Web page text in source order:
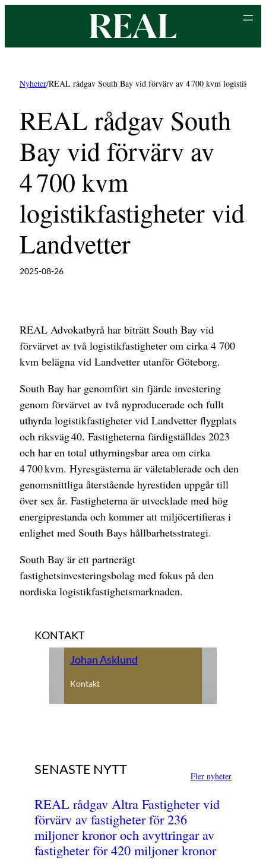
innehåll
Nyheter/REAL rådgav South Bay vid förvärv av 4 700 kvm
REAL rådgav South
Bay vid förvärv av
4 700 kvm
logistikfastigheter vid
Landvetter
2025-08-26
REAL Advokatbyrå har biträtt South Bay vid
förvärvet av två logistikfastigheter om cirka 4 700
kvm belägna vid Landvetter utanför Göteborg.
South Bay har genomfört sin fjärde investering
genom förvärvet av två nyproducerade och fullt
uthyrda logistikfastigheter vid Landvetter flygplats
och riksväg 40. Fastigheterna färdigställdes 2023
och har en total uthyrningsbar area om cirka
4 700 kvm. Hyresgästerna är väletablerade och den
genomsnittliga återstående hyrestiden uppgår till
över sex år. Fastigheterna är utvecklade med hög
energiprestanda och kommer att miljöcertifieras i
enlighet med South Bays hållbarhetsstrategi.
South Bay är ett partnerägt
fastighetsinvesteringsbolag med fokus på den
nordiska logistikfastighetsmarknaden.
KONTAKT
Johan Asklund
Kontakt
SENASTE NYTT Fler nyheter
REAL rådgav Altra Fastigheter vid
förvärv av fastigheter för 236
miljoner kronor och avyttringar av
fastigheter för 420 miljoner kronor